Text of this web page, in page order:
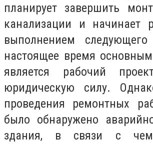
планирует завершить
канализации и начинает
выполнением
настоящее время
является рабочий
юридическую силу.
проведения ремонтных
было обнаружено
здания, в связи с чем